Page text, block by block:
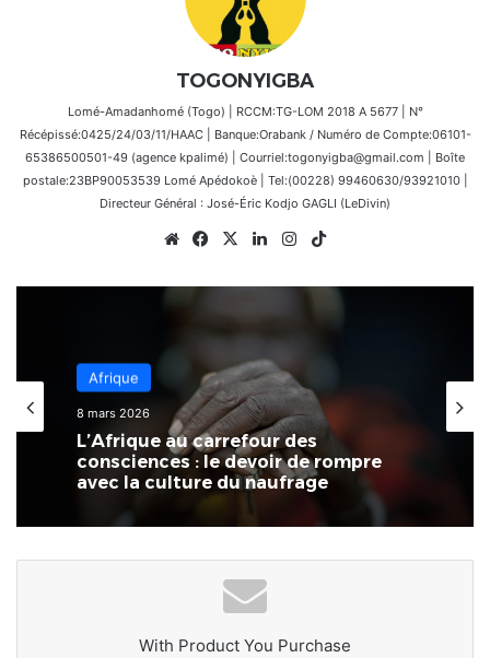
TOGONYIGBA
Lomé-Amadanhomé (Togo) | RCCM:TG-LOM 2018 A 5677 | N°
Récépissé:0425/24/03/11/HAAC | Banque:Orabank / Numéro de Compte:06101-
65386500501-49 (agence kpalimé) | Courriel:togonyigba@gmail.com | Boîte
postale:23BP90053539 Lomé Apédokoè | Tel:(00228) 99460630/93921010 |
Directeur Général : José-Éric Kodjo GAGLI (LeDivin)
WebsiteFacebook
X LinkedinInstagram
8 mars 2026
L’Afrique au carrefour des
avec la culture du naufrage
Afrique
14 février 2026
Côte d’Ivoire : Naya Jarvis Zamblé,
députée, propose de légaliser la
With Product You Purchase